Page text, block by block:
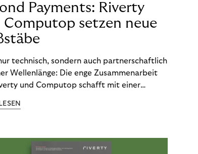
Payments: Riverty
Computop setzen neue
technisch, sondern auch partnerschaftlich
Wellenlänge: Die enge Zusammenarbeit
und Computop schafft mit einer
echte Mehrwerte für Händler.